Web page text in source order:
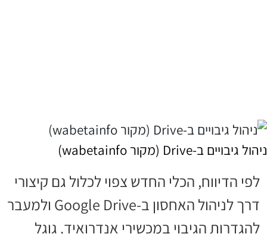
ניהול גיבויים ב-Drive (מקור wabetainfo)
לפי הדיווח, הכלי החדש צפוי לכלול גם קיצורי
דרך לניהול האחסון ב-Google Drive ולמעבר
להגדרות הגיבוי במכשירי אנדרואיד. גוגל